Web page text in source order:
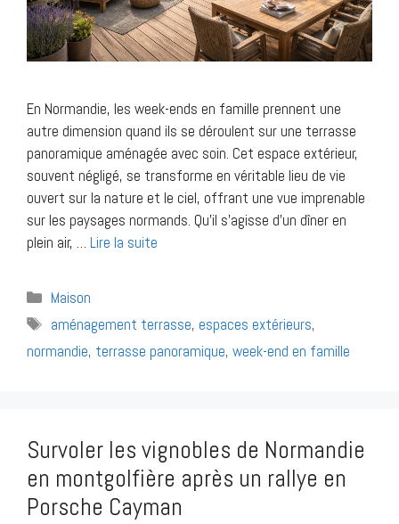
En Normandie, les week-ends en famille prennent une
autre dimension quand ils se déroulent sur une terrasse
panoramique aménagée avec soin. Cet espace extérieur,
souvent négligé, se transforme en véritable lieu de vie
ouvert sur la nature et le ciel, offrant une vue imprenable
sur les paysages normands. Qu’il s’agisse d’un dîner en
plein air, … Lire la suite
Catégories
Maison
Étiquettes
aménagement terrasse, espaces extérieurs,
normandie, terrasse panoramique, week-end en famille
Survoler les vignobles de Normandie
en montgolfière après un rallye en
Porsche Cayman